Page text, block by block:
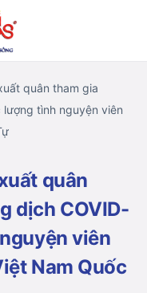
quân tham gia
tình nguyện viên
quân
dịch COVID-
viên
Nam Quốc